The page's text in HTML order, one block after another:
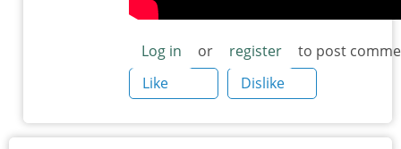
Log in or register
to post
Like
Dislike